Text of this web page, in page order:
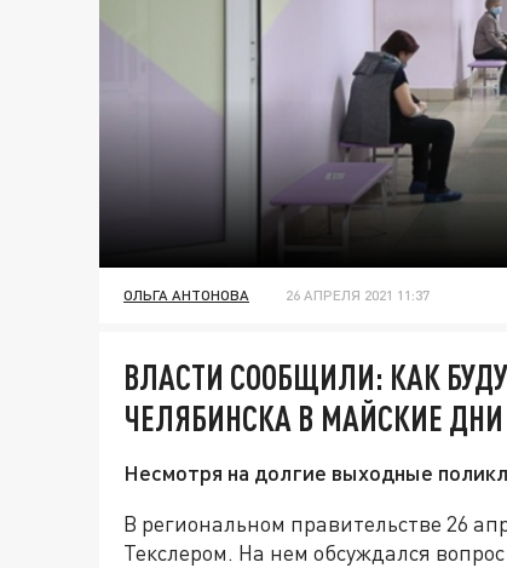
ОЛЬГА АНТОНОВА 26 АПРЕЛЯ 2021 11:37
ВЛАСТИ СООБЩИЛИ: КАК
ЧЕЛЯБИНСКА В МАЙСКИЕ ДНИ
Несмотря на долгие выходные
В региональном правительстве 26
Текслером. На нем обсуждался